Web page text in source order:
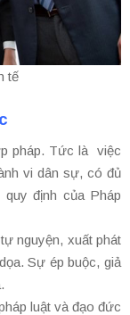
tế
pháp. Tức là việc
vi dân sự, có đủ
định của Pháp
nguyện, xuất phát
Sự ép buộc, giả
luật và đạo đức